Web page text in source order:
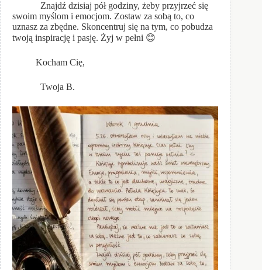
Znajdź dzisiaj pół godziny, żeby przyjrzeć się
swoim myślom i emocjom. Zostaw za sobą to, co
uznasz za zbędne. Skoncentruj się na tym, co pobudza
twoją inspirację i pasję. Żyj w pełni 😊
Kocham Cię,
Twoja B.